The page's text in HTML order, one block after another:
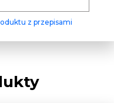
z przepisami